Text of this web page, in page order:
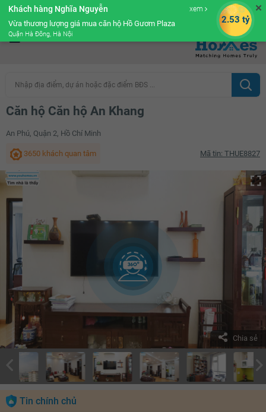
Cộng đồng Môi giới bPRO
Nhập địa điểm, dự án hoặc đặc điểm BĐS ...
Căn hộ Căn hộ An Khang
An Phú, Quận 2, Hồ Chí Minh
3650 khách quan tâm Mã tin: THUE8827
Chia sẻ
Tin chính chủ
✕
Khách hàng Nghĩa Nguyễn xem
Vừa thương lượng giá mua căn hộ Hồ Gươm Plaza
Quận Hà Đông, Hà Nội
2.53 tỷ